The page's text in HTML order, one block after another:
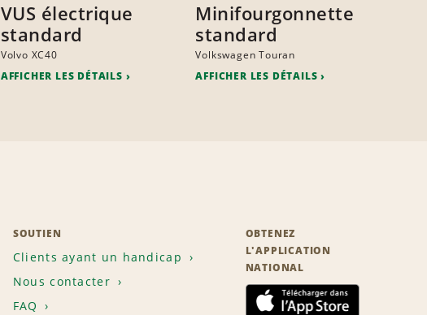
VUS électrique
standard
Volvo XC40
AFFICHER LES DÉTAILS
Minifourgonnette
standard
Volkswagen Touran
AFFICHER LES DÉTAILS
SOUTIEN
Clients ayant un handicap
Nous contacter
FAQ
OBTENEZ
L'APPLICATION
NATIONAL